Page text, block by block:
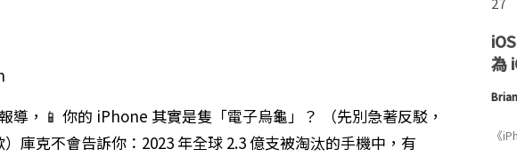
導，📱 你的 iPhone 其實是隻「電子烏龜」？ （先別急著反駁，
庫克不會告訴你：2023 年全球 2.3 億支被淘汰的手機中，有
為
《